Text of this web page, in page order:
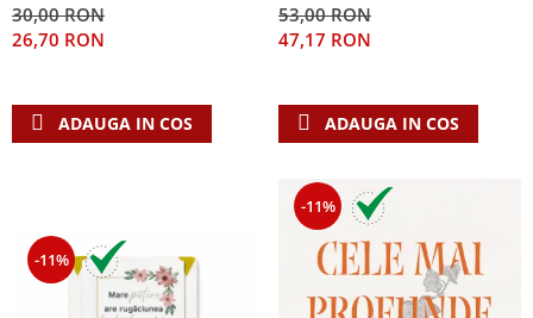
30,00 RON
26,70 RON
ADAUGA IN COS
53,00 RON
47,17 RON
ADAUGA IN COS
-11%
-11%